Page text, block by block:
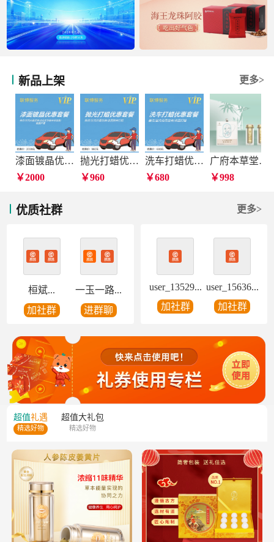
新品上架 更多>
漆面镀晶优惠套餐
￥2000
抛光打蜡优惠套餐
￥960
洗车打蜡优惠套餐
￥680
广府本草堂元宝枫神经酸凝胶糖果
￥998
优质社群 更多>
桓斌...
加社群
一玉一路...
进群聊
user_13529...
加社群
user_15636...
加社群
超值礼遇
精选好物
超值大礼包
精选好物